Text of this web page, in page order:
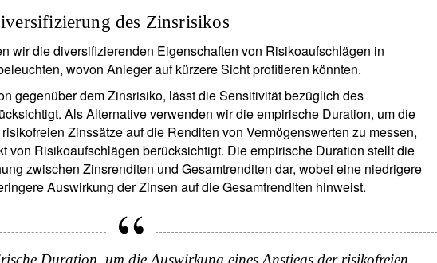
des Zinsrisikos
wir die diversifizierenden Eigenschaften von Risikoaufschlägen in
wovon Anleger auf kürzere Sicht profitieren könnten.
gegenüber dem Zinsrisiko, lässt die Sensitivität bezüglich des
Als Alternative verwenden wir die empirische Duration, um die
Zinssätze auf die Renditen von Vermögenswerten zu messen,
von Risikoaufschlägen berücksichtigt. Die empirische Duration stellt die
zwischen Zinsrenditen und Gesamtrenditen dar, wobei eine niedrigere
Auswirkung der Zinsen auf die Gesamtrenditen hinweist.